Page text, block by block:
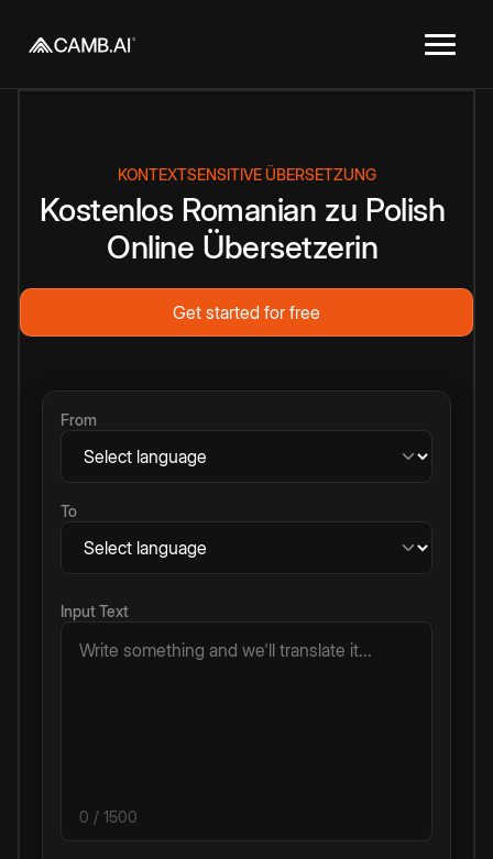
KONTEXTSENSITIVE ÜBERSETZUNG
Kostenlos Romanian zu Polish
Online Übersetzerin
Get started for free
From
To
Input Text
0 / 1500